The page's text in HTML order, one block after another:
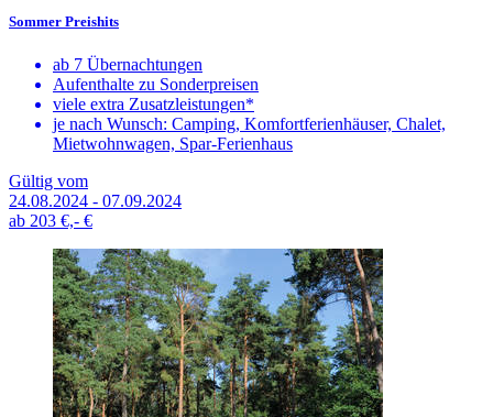
Sommer Preishits
ab 7 Übernachtungen
Aufenthalte zu Sonderpreisen
viele extra Zusatzleistungen*
je nach Wunsch: Camping, Komfortferienhäuser, Chalet,
Mietwohnwagen, Spar-Ferienhaus
Gültig vom
24.08.2024 - 07.09.2024
ab 203 €,- €